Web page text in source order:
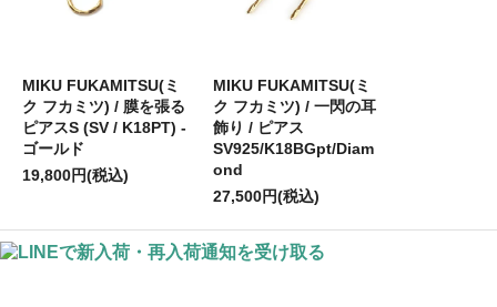
MIKU FUKAMITSU(ミ
ク フカミツ) / 膜を張る
ピアスS (SV / K18PT) -
ゴールド
19,800円(税込)
MIKU FUKAMITSU(ミ
ク フカミツ) / 一閃の耳
飾り / ピアス
SV925/K18BGpt/Diam
ond
27,500円(税込)